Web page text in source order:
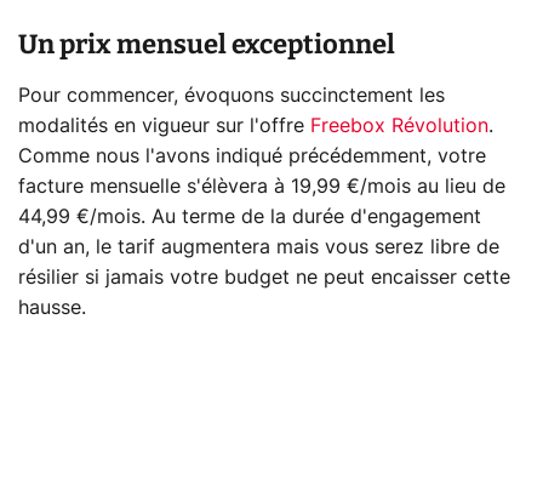
Un prix mensuel exceptionnel
Pour commencer, évoquons succinctement les
modalités en vigueur sur l'offre Freebox Révolution.
Comme nous l'avons indiqué précédemment, votre
facture mensuelle s'élèvera à 19,99 €/mois au lieu de
44,99 €/mois. Au terme de la durée d'engagement
d'un an, le tarif augmentera mais vous serez libre de
résilier si jamais votre budget ne peut encaisser cette
hausse.